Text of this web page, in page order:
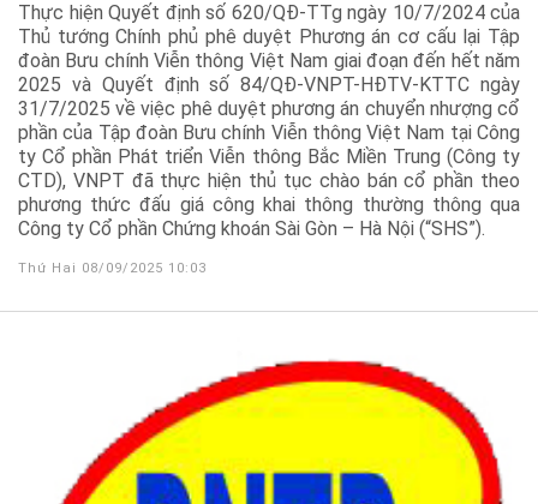
Thực hiện Quyết định số 620/QĐ-TTg ngày 10/7/2024 của
Thủ tướng Chính phủ phê duyệt Phương án cơ cấu lại Tập
đoàn Bưu chính Viễn thông Việt Nam giai đoạn đến hết năm
2025 và Quyết định số 84/QĐ-VNPT-HĐTV-KTTC ngày
31/7/2025 về việc phê duyệt phương án chuyển nhượng cổ
phần của Tập đoàn Bưu chính Viễn thông Việt Nam tại Công
ty Cổ phần Phát triển Viễn thông Bắc Miền Trung (Công ty
CTD), VNPT đã thực hiện thủ tục chào bán cổ phần theo
phương thức đấu giá công khai thông thường thông qua
Công ty Cổ phần Chứng khoán Sài Gòn – Hà Nội (“SHS”).
Thứ Hai 08/09/2025 10:03